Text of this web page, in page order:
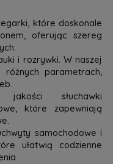
które doskonale
oferując szereg
i rozrywki. W naszej
parametrach,
słuchawki
które zapewniają
samochodowe i
ułatwią codzienne